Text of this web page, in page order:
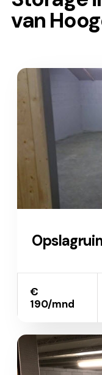
van
€
190/mnd